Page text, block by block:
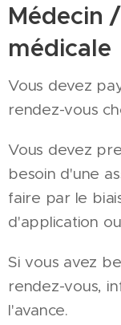
Médecin
médicale
Vous devez
rendez-vous
Vous devez
besoin d'une
faire par le
d'application
Si vous avez
rendez-vous,
l'avance.